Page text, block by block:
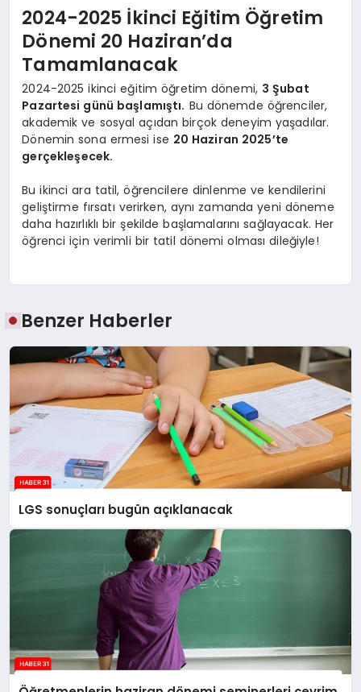
2024-2025 İkinci Eğitim Öğretim
Dönemi 20 Haziran’da
Tamamlanacak
2024-2025 ikinci eğitim öğretim dönemi, 3 Şubat
Pazartesi günü başlamıştı. Bu dönemde öğrenciler,
akademik ve sosyal açıdan birçok deneyim yaşadılar.
Dönemin sona ermesi ise 20 Haziran 2025’te
gerçekleşecek.
Bu ikinci ara tatil, öğrencilere dinlenme ve kendilerini
geliştirme fırsatı verirken, aynı zamanda yeni döneme
daha hazırlıklı bir şekilde başlamalarını sağlayacak. Her
öğrenci için verimli bir tatil dönemi olması dileğiyle!
Benzer Haberler
LGS sonuçları bugün açıklanacak